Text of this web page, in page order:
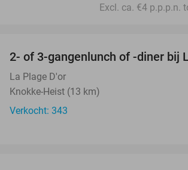
Excl. ca. €4 p.p.p.n.
2- of 3-gangenlunch of -diner bij
La Plage D'or
Knokke-Heist (13 km)
Verkocht: 343